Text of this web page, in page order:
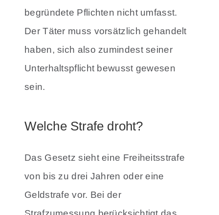
begründete Pflichten nicht umfasst.
Der Täter muss vorsätzlich gehandelt
haben, sich also zumindest seiner
Unterhaltspflicht bewusst gewesen
sein.
Welche Strafe droht?
Das Gesetz sieht eine Freiheitsstrafe
von bis zu drei Jahren oder eine
Geldstrafe vor. Bei der